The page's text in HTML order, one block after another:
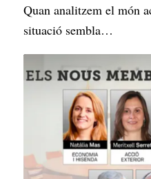
Quan analitzem el món
situació sembla…